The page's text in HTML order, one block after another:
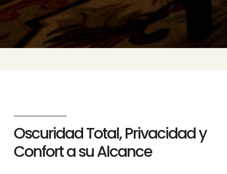
Oscuridad Total, Privacidad y
Confort a su Alcance